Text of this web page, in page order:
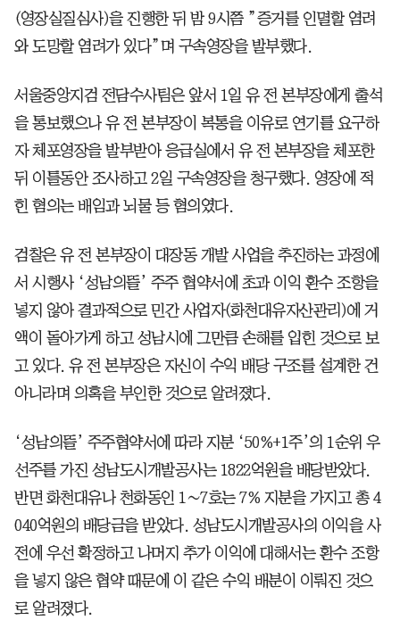
(영장실질심사)을 진행한 뒤 밤 9시쯤 ”증거를 인멸할 염려
와 도망할 염려가 있다”며 구속영장을 발부했다.
서울중앙지검 전담수사팀은 앞서 1일 유 전 본부장에게 출석
을 통보했으나 유 전 본부장이 복통을 이유로 연기를 요구하
자 체포영장을 발부받아 응급실에서 유 전 본부장을 체포한
뒤 이틀동안 조사하고 2일 구속영장을 청구했다. 영장에 적
힌 혐의는 배임과 뇌물 등 혐의였다.
검찰은 유 전 본부장이 대장동 개발 사업을 추진하는 과정에
서 시행사 ‘성남의뜰’ 주주 협약서에 초과 이익 환수 조항을
넣지 않아 결과적으로 민간 사업자(화천대유자산관리)에 거
액이 돌아가게 하고 성남시에 그만큼 손해를 입힌 것으로 보
고 있다. 유 전 본부장은 자신이 수익 배당 구조를 설계한 건
아니라며 의혹을 부인한 것으로 알려졌다.
‘성남의뜰’ 주주협약서에 따라 지분 ‘50%+1주’의 1순위 우
선주를 가진 성남도시개발공사는 1822억원을 배당받았다.
반면 화천대유나 천화동인 1∼7호는 7% 지분을 가지고 총 4
040억원의 배당금을 받았다. 성남도시개발공사의 이익을 사
전에 우선 확정하고 나머지 추가 이익에 대해서는 환수 조항
을 넣지 않은 협약 때문에 이 같은 수익 배분이 이뤄진 것으
로 알려졌다.